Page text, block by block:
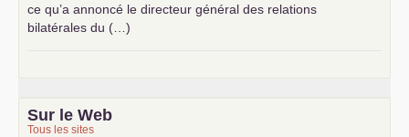
ce qu’a annoncé le directeur général des relations
bilatérales du (…)
Sur le Web
Tous les sites